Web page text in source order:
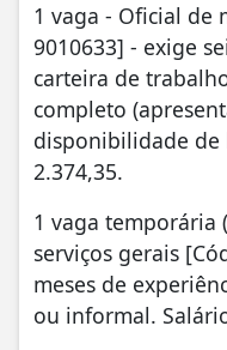
1 vaga - Oficial de
9010633] - exige
carteira de
completo
disponibilidade de
2.374,35.
1 vaga temporária
serviços gerais
meses de
ou informal.